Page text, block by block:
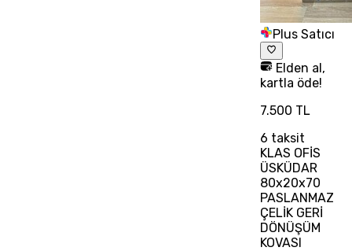
Plus Satıcı
Elden al,
kartla öde!
7.500 TL
6 taksit
KLAS OFİS
ÜSKÜDAR
80x20x70
PASLANMAZ
ÇELİK GERİ
DÖNÜŞÜM
KOVASI